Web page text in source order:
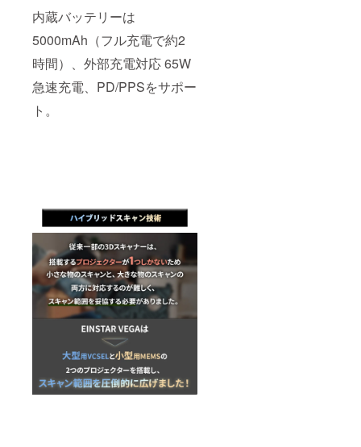
内蔵バッテリーは
5000mAh（フル充電で約2
時間）、外部充電対応 65W
急速充電、PD/PPSをサポー
ト。